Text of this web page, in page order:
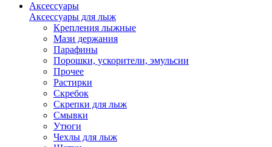
Аксессуары
Аксессуары для лыж
Крепления лыжные
Мази держания
Парафины
Порошки, ускорители, эмульсии
Прочее
Растирки
Скребок
Скрепки для лыж
Смывки
Утюги
Чехлы для лыж